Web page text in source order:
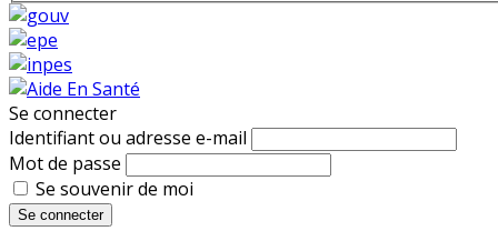
Se connecter
Identifiant ou adresse e-mail
Mot de passe
Se souvenir de moi
Se connecter